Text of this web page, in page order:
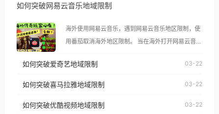
示语。 海外用户如香港、澳门、台湾、美国、加拿
像其他音乐平台一样，出现地区及版权限制问题，且
仅能在中国大陆地区播放。 遇到这个问题的朋友们，
台湾、美国、加拿大、澳大利亚、欧洲等国家和地区
权限制所困扰。
如何突破网易云音乐地域限制
海外使用网易云音乐，遇到网易云音乐地区限制，使
用番茄取消海外地区限制。 当在海外打开网易云音
播放”的提示语。 海外用户如香港、澳门、台湾、美
制问题，且仅能在中国大陆地区播放。 遇到这个问题
如何突破爱奇艺地域限制 03-22
如何突破喜马拉雅地域限制 03-22
如何突破优酷视频地域限制 03-22